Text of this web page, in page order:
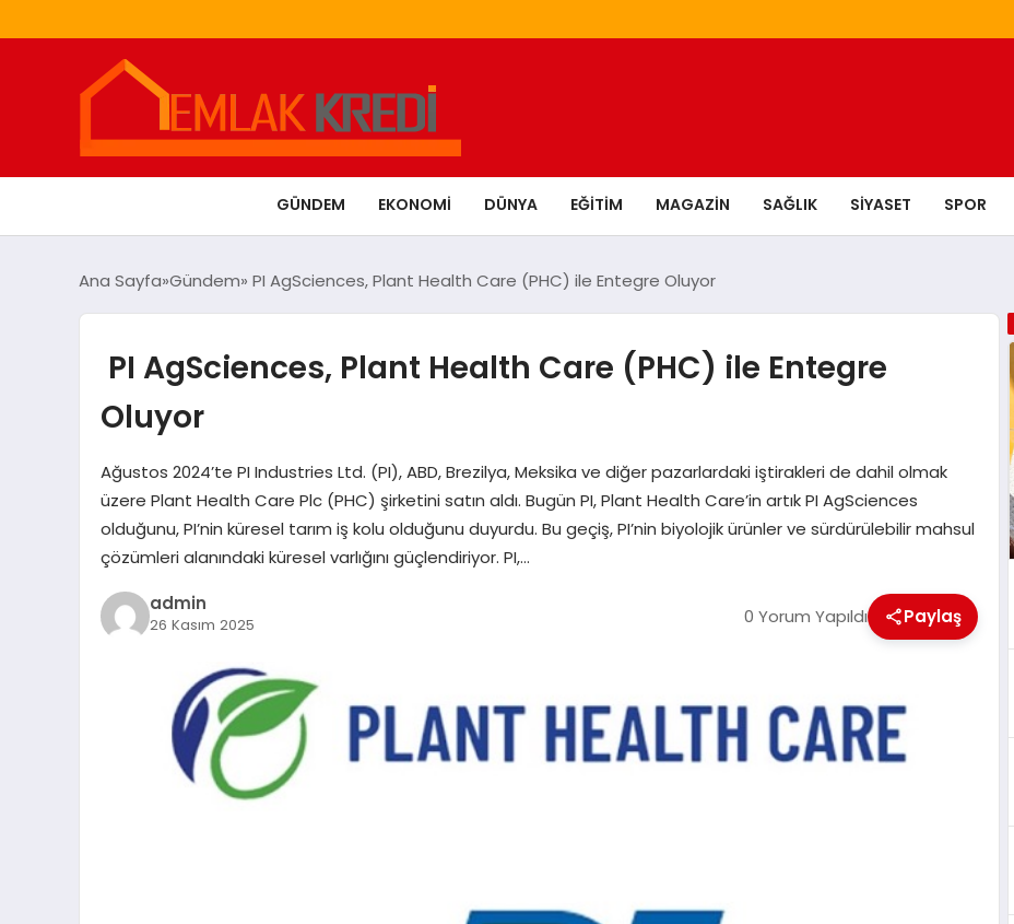
GÜNDEM EKONOMI DÜNYA EĞITIM MAGAZIN SAĞLIK SIYASET SPOR
Ana Sayfa Gündem PI AgSciences, Plant Health Care (PHC) ile Entegre Oluyor
PI AgSciences, Plant Health Care (PHC) ile Entegre
Oluyor
Ağustos 2024’te PI Industries Ltd. (PI), ABD, Brezilya, Meksika ve diğer pazarlardaki iştirakleri de dahil olmak
üzere Plant Health Care Plc (PHC) şirketini satın aldı. Bugün PI, Plant Health Care’in artık PI AgSciences
olduğunu, PI’nin küresel tarım iş kolu olduğunu duyurdu. Bu geçiş, PI’nin biyolojik ürünler ve sürdürülebilir mahsul
çözümleri alanındaki küresel varlığını güçlendiriyor. PI,…
admin
26 Kasım 2025 0 Yorum Yapıldı Paylaş